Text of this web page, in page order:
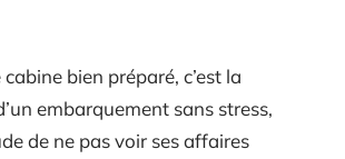
bien préparé, c’est la
embarquement sans stress,
de ne pas voir ses affaires